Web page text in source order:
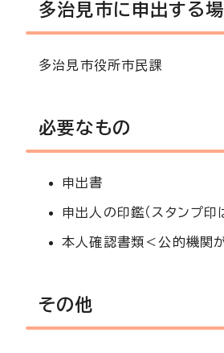
多治見市に申出する
多治見市役所市民課
必要なもの
申出書
申出人の印鑑（スタンプ印
本人確認書類＜公的機関
その他